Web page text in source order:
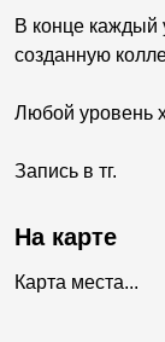
В конце каждый
созданную
Любой уровень
Запись в тг.
На карте
Карта места...